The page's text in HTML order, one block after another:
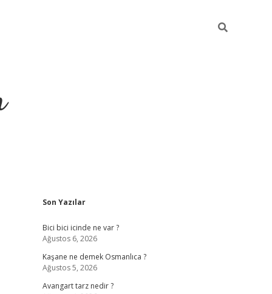
Sidebar
Son Yazılar
Bici bici icinde ne var ?
Ağustos 6, 2026
Kaşane ne demek Osmanlıca ?
Ağustos 5, 2026
Avangart tarz nedir ?